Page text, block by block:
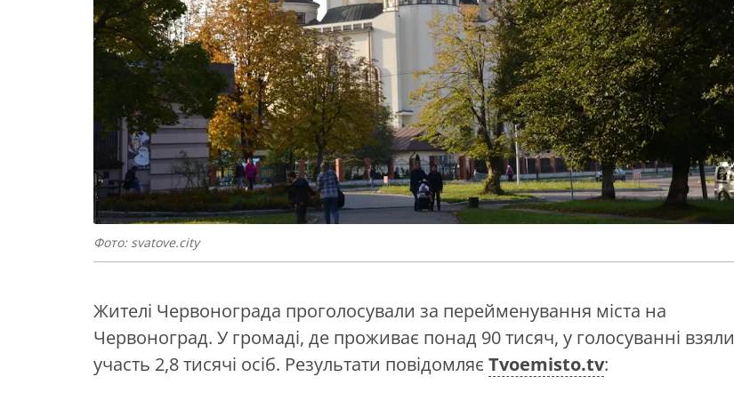
Фото: svatove.city
Жителі Червонограда проголосували за перейменування міста на
Червоноград. У громаді, де проживає понад 90 тисяч, у голосуванні взяли
участь 2,8 тисячі осіб. Результати повідомляє Tvoemisto.tv: